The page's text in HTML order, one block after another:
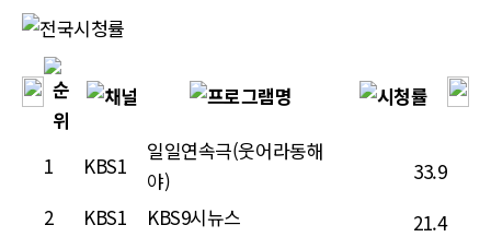
1 KBS1
일일연속극(웃어라동해
야)
33.9
2
KBS1 KBS9시뉴스
21.4